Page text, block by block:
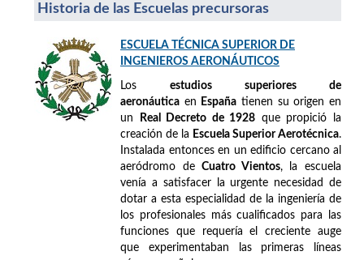
Historia de las Escuelas precursoras
ESCUELA TÉCNICA SUPERIOR DE
INGENIEROS AERONÁUTICOS
Los estudios superiores de
aeronáutica en España tienen su origen en
un
Real Decreto de 1928 que propició la
creación de la Escuela Superior Aerotécnica.
Instalada entonces en un edificio cercano al
aeródromo deCuatro Vientos, la escuela
venía a satisfacer la urgente necesidad de
dotar a esta especialidad de la ingeniería de
los profesionales más cualificados para las
funciones que requería el creciente auge
que experimentaban las primeras líneas